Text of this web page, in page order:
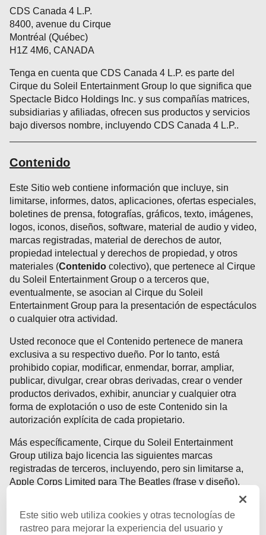
CDS Canada 4 L.P.
8400, avenue du Cirque
Montréal (Québec)
H1Z 4M6, CANADA
Tenga en cuenta que CDS Canada 4 L.P. es parte del
Cirque du Soleil Entertainment Group lo que significa que
Spectacle Bidco Holdings Inc. y sus compañías matrices,
subsidiarias y afiliadas, ofrecen sus productos y servicios
bajo diversos nombre, incluyendo CDS Canada 4 L.P..
Contenido
Este Sitio web contiene información que incluye, sin
limitarse, informes, datos, aplicaciones, ofertas especiales,
boletines de prensa, fotografías, gráficos, texto, imágenes,
logos, iconos, diseños, software, material de audio y video,
marcas registradas, material de derechos de autor,
propiedad intelectual y derechos de propiedad, y otros
materiales (Contenido colectivo), que pertenece al Cirque
du Soleil Entertainment Group o a terceros que,
eventualmente, se asocian al Cirque du Soleil
Entertainment Group para la presentación de espectáculos
o cualquier otra actividad.
Usted reconoce que el Contenido pertenece de manera
exclusiva a su respectivo dueño. Por lo tanto, está
prohibido copiar, modificar, enmendar, borrar, ampliar,
publicar, divulgar, crear obras derivadas, crear o vender
productos derivados, exhibir, anunciar y cualquier otra
forma de explotación o uso de este Contenido sin la
autorización explícita de cada propietario.
Más específicamente, Cirque du Soleil Entertainment
Group utiliza bajo licencia las siguientes marcas
registradas de terceros, incluyendo, pero sin limitarse a,
Apple Corps Limited para The Beatles (frase y diseño),
The Cirque Apple Creation Partnership para Love (frase y
(frase) y Disney Enterprises, Inc.para Drawn to Life (frase).
Este sitio web utiliza cookies y otras tecnologías de
rastreo para mejorar la experiencia del usuario y